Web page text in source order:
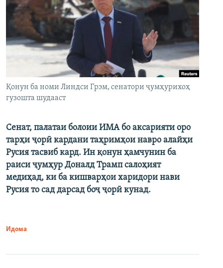
Қонун ба номи Линдси Грэм, сенатори ҷумҳурихоҳ
гузошта шудааст
Сенат, палатаи болоии ИМА бо аксарияти оро
тарҳи ҷорӣ кардани таҳримҳои навро алайҳи
Русия тасвиб кард. Ин қонун ҳамчунин ба
раиси ҷумҳур Доналд Трамп салоҳият
медиҳад, ки ба кишварҳои харидори нави
Русия то сад дарсад боҷ ҷорӣ кунад.
Идома